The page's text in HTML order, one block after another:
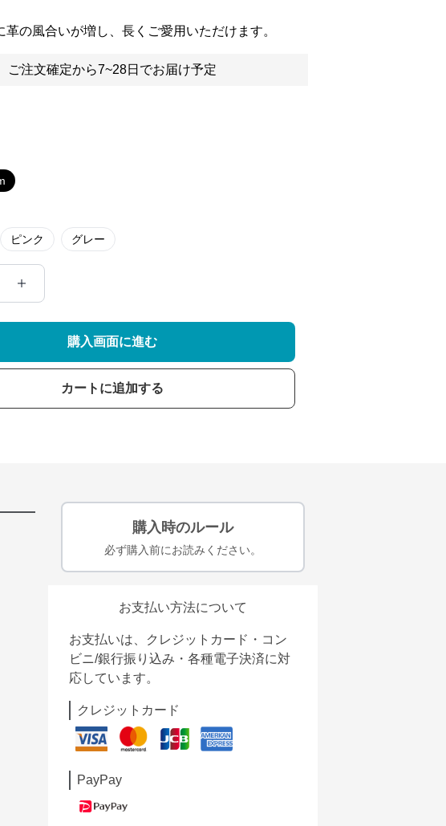
革の風合いが増し、長くご愛用いただけます。
ご注文確定から7~28日でお届け予定
ピンク グレー
購入画面に進む
カートに追加する
購入時のルール
必ず購入前にお読みください。
お支払い方法について
お支払いは、クレジットカード・コン
ビニ/銀行振り込み・各種電子決済に対
応しています。
クレジットカード
PayPay